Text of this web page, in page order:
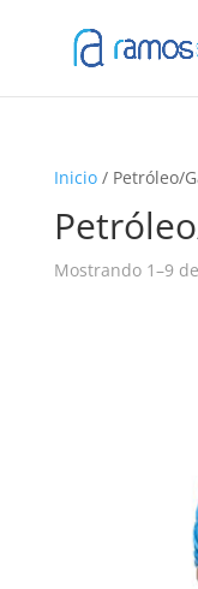
Inicio/ Petróleo/
Mostrando 1–9